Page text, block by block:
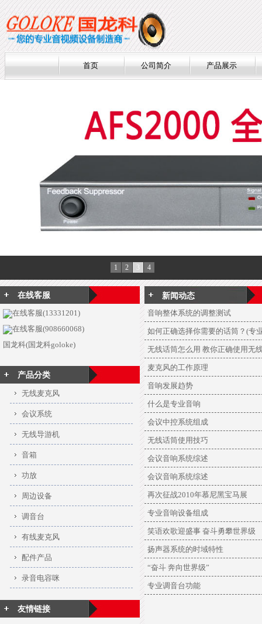
首页 公司简介 产品展示
1 2 3 4
在线客服
在线客服(13331201)
在线客服(908660068)
国龙科(国龙科goloke)
产品分类
无线麦克风
会议系统
无线导游机
音箱
功放
周边设备
调音台
有线麦克风
配件产品
录音电容咪
友情链接
新闻动态
音响整体系统的调整测试
如何正确选择你需要的话筒？(专
无线话筒怎么用 教你正确使用无
麦克风的工作原理
音响发展趋势
什么是专业音响
会议中控系统组成
无线话筒使用技巧
会议音响系统综述
会议音响系统综述
再次征战2010年慕尼黑宝马展
专业音响设备组成
笑语欢歌迎盛事 奋斗勇攀世界级
扬声器系统的时域特性
“奋斗 奔向世界级”
专业调音台功能